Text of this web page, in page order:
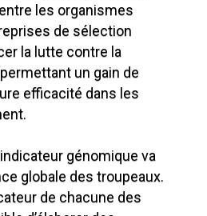
les organismes
de sélection
la lutte contre la
un gain de
efficacité dans les
génomique va
globale des troupeaux.
de chacune des